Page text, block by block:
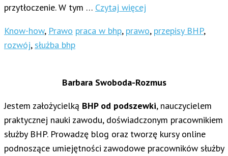
przytłoczenie. W tym … Czytaj więcej
Know-how, Prawo praca w bhp, prawo, przepisy BHP,
rozwój, służba bhp
Barbara Swoboda-Rozmus
Jestem założycielką BHP od podszewki, nauczycielem
praktycznej nauki zawodu, doświadczonym pracownikiem
służby BHP. Prowadzę blog oraz tworzę kursy online
podnoszące umiejętności zawodowe pracowników służby